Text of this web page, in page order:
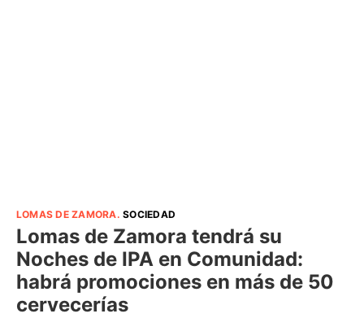
LOMAS DE ZAMORA.SOCIEDAD
Lomas de Zamora tendrá su
Noches de IPA en Comunidad:
habrá promociones en más de 50
cervecerías